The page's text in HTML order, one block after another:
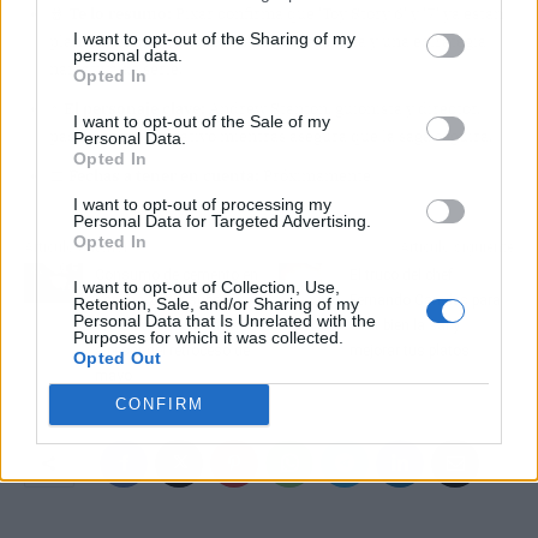
I want to opt-out of the Sharing of my
personal data.
Opted In
I want to opt-out of the Sale of my
Personal Data.
Opted In
I want to opt-out of processing my
Personal Data for Targeted Advertising.
Opted In
I want to opt-out of Collection, Use,
Retention, Sale, and/or Sharing of my
Personal Data that Is Unrelated with the
Purposes for which it was collected.
Opted Out
CONFIRM
planificadas, con Bonnie como protagonista y una estrategia
narrativa de serie.
pasa el testigo creativo mientras asegura que la saga seguirá.
Artículo anterior
España 2026: sube un
7,1% en lo que va de año
a pesar del retroceso de
Fernando Canales para
usar bien la sal y